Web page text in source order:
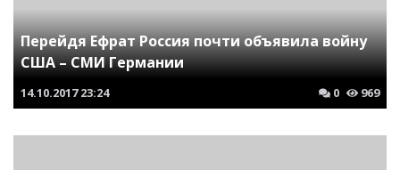
Перейдя Ефрат Россия почти объявила войну
США – СМИ Германии
14.10.2017 23:24 0 969